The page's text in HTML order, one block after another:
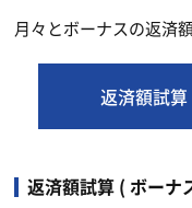
月々とボーナスの返済
返済額試
返済額試算 ( ボーナ